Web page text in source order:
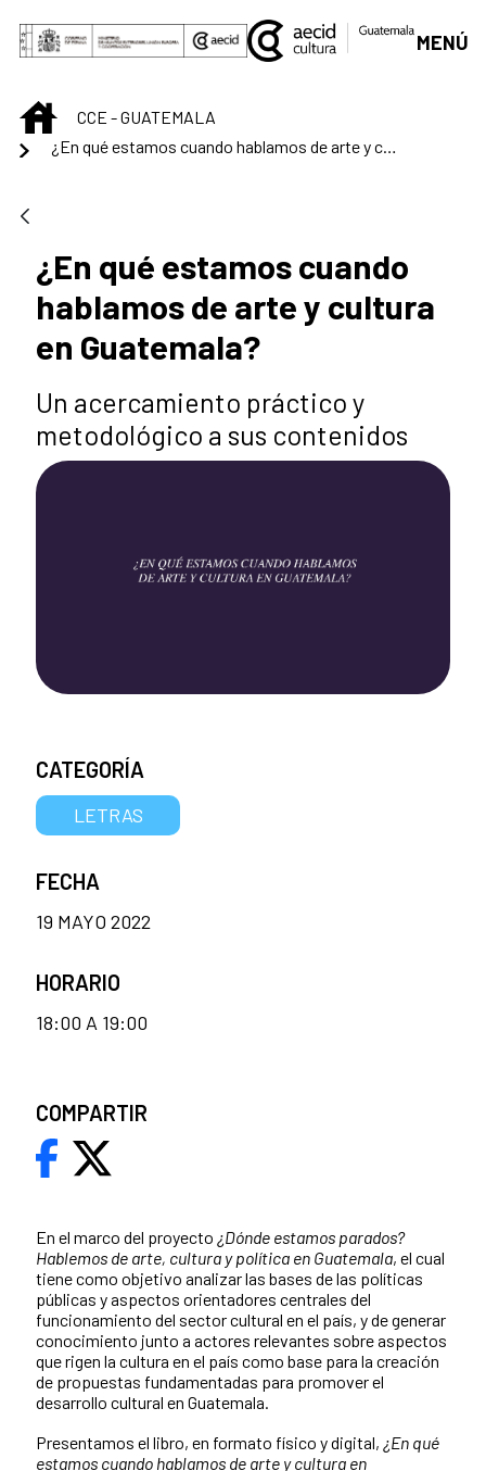
Saltar al contenido principal
MENÚ
INICIOCCE - GUATEMALA
¿En qué estamos cuando hablamos de arte y cultura en Guatemala?
¿En qué estamos cuando
hablamos de arte y cultura
en Guatemala?
Un acercamiento práctico y
metodológico a sus contenidos
En el marco del proyecto ¿Dónde estamos parados?
Hablemos de arte, cultura y política en Guatemala, el cual
tiene como objetivo analizar las bases de las políticas
públicas y aspectos orientadores centrales del
funcionamiento del sector cultural en el país, y de generar
conocimiento junto a actores relevantes sobre aspectos
que rigen la cultura en el país como base para la creación
de propuestas fundamentadas para promover el
desarrollo cultural en Guatemala.
Presentamos el libro, en formato físico y digital, ¿En qué
estamos cuando hablamos de arte y cultura en
CATEGORÍA
LETRAS
FECHA
19 MAYO 2022
HORARIO
18:00 A 19:00
COMPARTIR